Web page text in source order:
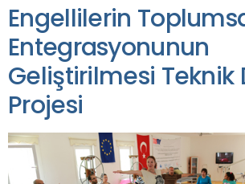
Engellilerin
Entegrasyonunun
Geliştirilmesi Teknik
Projesi